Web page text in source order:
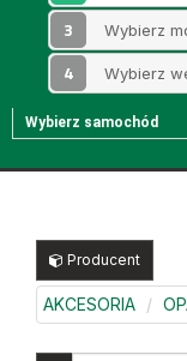
3
4
Wybierz samochód
Producent
AKCESORIA